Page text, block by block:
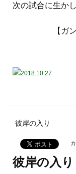
次の試合に生か
【ガンバ
彼岸の入り
彼岸の入り